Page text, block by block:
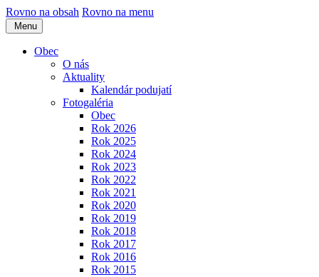
Rovno na obsah Rovno na menu
Menu
Obec
O nás
Aktuality
Kalendár podujatí
Fotogaléria
Obec
Rok 2026
Rok 2025
Rok 2024
Rok 2023
Rok 2022
Rok 2021
Rok 2020
Rok 2019
Rok 2018
Rok 2017
Rok 2016
Rok 2015